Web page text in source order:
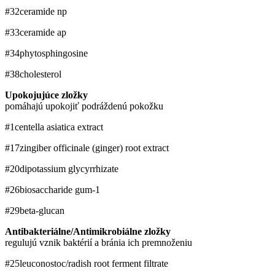
#32ceramide np
#33ceramide ap
#34phytosphingosine
#38cholesterol
Upokojujúce zložky
pomáhajú upokojiť podráždenú pokožku
#1centella asiatica extract
#17zingiber officinale (ginger) root extract
#20dipotassium glycyrrhizate
#26biosaccharide gum-1
#29beta-glucan
Antibakteriálne/Antimikrobiálne zložky
regulujú vznik baktérií a bránia ich premnoženiu
#25leuconostoc/​radish root ferment filtrate